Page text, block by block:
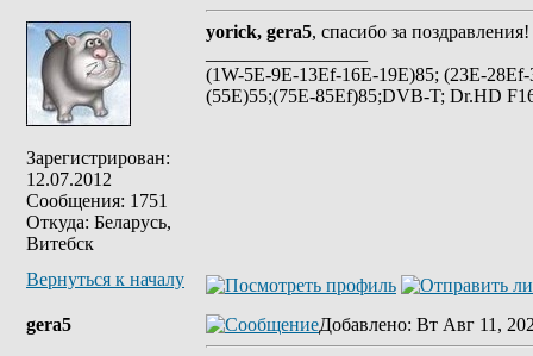
Зарегистрирован:
12.07.2012
Сообщения: 1751
Откуда: Беларусь,
Витебск
yorick, gera5, спасибо за поздравления!
(1W-5E-9E-13Ef-16E-19E)85; (23E-
(55E)55;(75E-85Ef)85;DVB-T; Dr.HD
Вернуться к началу
gera5 Добавлено: Вт Авг 11,